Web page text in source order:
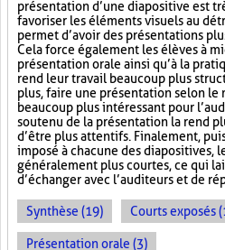
présentation d’une diapositive est
favoriser les éléments visuels au
permet d’avoir des présentations
Cela force également les élèves à
présentation orale ainsi qu’à la
rend leur travail beaucoup plus
plus, faire une présentation selon le
beaucoup plus intéressant pour
soutenu de la présentation la rend
d’être plus attentifs. Finalement,
imposé à chacune des diapositives,
généralement plus courtes, ce qui
d’échanger avec l’auditeurs et de
Synthèse (19) Courts exposés
Présentation orale (3)